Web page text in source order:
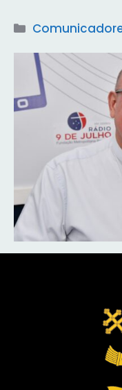
Categorias